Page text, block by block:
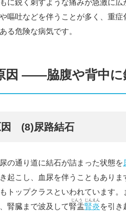
に鋭く刺すような痛みが急激に
嘔吐などを伴うことが多く、重
る危険な病気です。
因 ――脇腹や背中に
因 (8)尿路結石
の通り道に結石が詰まった状態を
起こし、血尿を伴うこともあり
トップクラスといわれています
腎臓まで波及して腎盂
じんう
腎炎
じんえん
を引き